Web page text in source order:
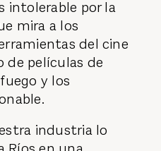
intolerable por la
mira a los
del cine
de películas de
y los
industria lo